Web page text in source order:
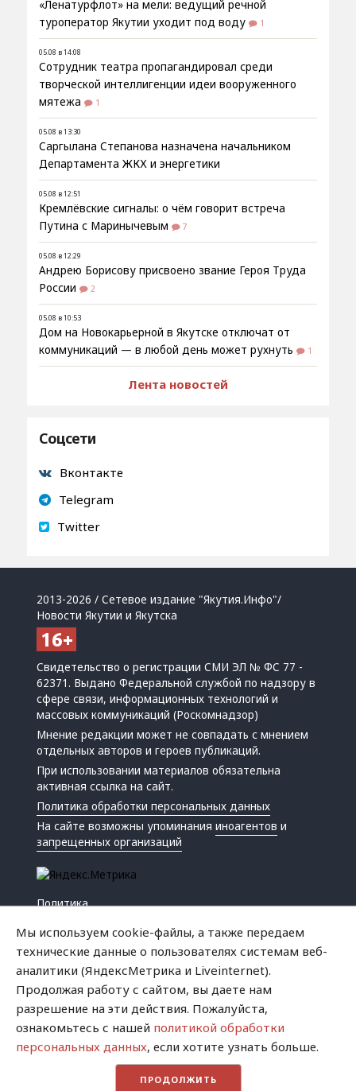
«Ленатурфлот» на мели: ведущий речной
туроператор Якутии уходит под воду
1
05.08 в 14:08
Сотрудник театра пропагандировал среди
творческой интеллигенции идеи вооруженного
мятежа
1
05.08 в 13:30
Саргылана Степанова назначена начальником
Департамента ЖКХ и энергетики
05.08 в 12:51
Кремлёвские сигналы: о чём говорит встреча
Путина с Маринычевым
7
05.08 в 12:29
Андрею Борисову присвоено звание Героя Труда
России
2
05.08 в 10:53
Дом на Новокарьерной в Якутске отключат от
коммуникаций — в любой день может рухнуть
1
Лента новостей
Соцсети
Вконтакте
Telegram
Twitter
2013-2026 / Сетевое издание "Якутия.Инфо"/
Новости Якутии и Якутска
Свидетельство о регистрации СМИ ЭЛ № ФС 77 -
62371. Выдано Федеральной службой по надзору в
сфере связи, информационных технологий и
массовых коммуникаций (Роскомнадзор)
Мнение редакции может не совпадать с мнением
отдельных авторов и героев публикаций.
При использовании материалов обязательна
активная ссылка на сайт.
Политика обработки персональных данных
На сайте возможны упоминанияиноагентов и
запрещенных организаций
Политика
Криминал
Успех
Хватит это терпеть
Мы используем cookie-файлы, а также передаем
технические данные о пользователях системам веб-
аналитики (ЯндексМетрика и Liveinternet).
Продолжая работу с сайтом, вы даете нам
разрешение на эти действия. Пожалуйста,
ознакомьтесь с нашей политикой обработки
персональных данных, если хотите узнать больше.
ПРОДОЛЖИТЬ